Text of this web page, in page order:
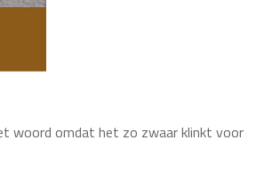
woord omdat het zo zwaar klinkt voor